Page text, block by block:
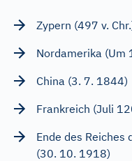
Zypern (497 v.
Nordamerika (Um
China (3. 7. 1844)
Frankreich (Juli
Ende des Reiches
(30. 10. 1918)